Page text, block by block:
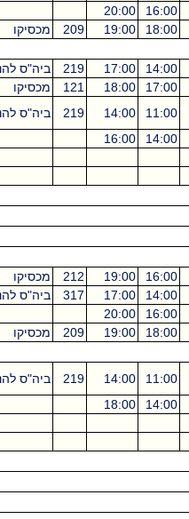
209 מכסיקו 1
219
ביה"ס להנדסאים
121 מכסיקו
1
219 ביה"ס להנדסאים 3
212 מכסיקו
3
317 ביה"ס להנדסאים 3
209 מכסיקו 1
219 ביה"ס להנדסאים 3